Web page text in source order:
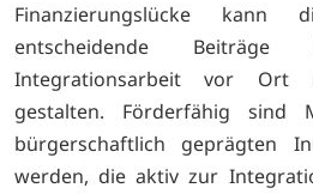
Finanzierungslücke kann
entscheidende
Integrationsarbeit vor Ort
gestalten. Förderfähig sind
bürgerschaftlich geprägten
werden, die aktiv zur